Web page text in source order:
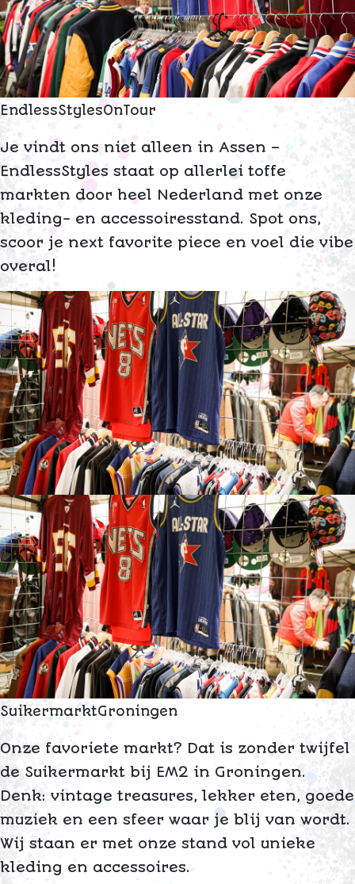
EndlessStylesOnTour
Je vindt ons niet alleen in Assen –
EndlessStyles staat op allerlei toffe
markten door heel Nederland met onze
kleding- en accessoiresstand. Spot ons,
scoor je next favorite piece en voel die vibe
overal!
SuikermarktG roningen
Onze favoriete markt? Dat is zonder twijfel
de Suikermarkt bij EM2 in Groningen.
Denk: vintage treasures, lekker eten, goede
muziek en een sfeer waar je blij van wordt.
Wij staan er met onze stand vol unieke
kleding en accessoires.